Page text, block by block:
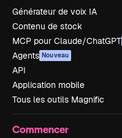
Générateur de voix IA
Contenu de stock
MCP pour Claude/ChatGPT
Agents Nouveau
API
Application mobile
Tous les outils Magnific
Commencer